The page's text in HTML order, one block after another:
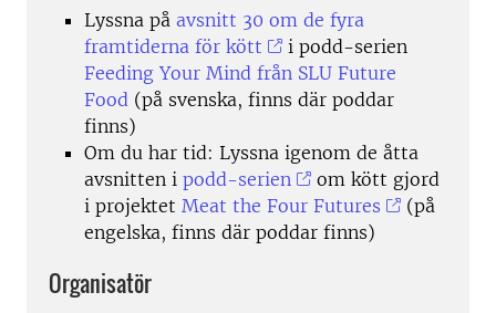
Lyssna på avsnitt 30 om de fyra
framtiderna för kött
i podd-serien
Feeding Your Mind från SLU Future
Food (på svenska, finns där poddar
finns)
Om du har tid: Lyssna igenom de åtta
avsnitten i podd-serien
om kött gjord
i projektet Meat the Four Futures
(på
engelska, finns där poddar finns)
Organisatör